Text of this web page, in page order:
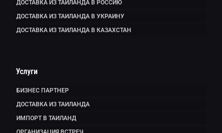
ДОСТАВКА ИЗ ТАИЛАНДА В РОССИЮ
ДОСТАВКА ИЗ ТАИЛАНДА В УКРАИНУ
ДОСТАВКА ИЗ ТАИЛАНДА В КАЗАХСТАН
Услуги
БИЗНЕС ПАРТНЕР
ДОСТАВКА ИЗ ТАИЛАНДА
ИМПОРТ В ТАИЛАНД